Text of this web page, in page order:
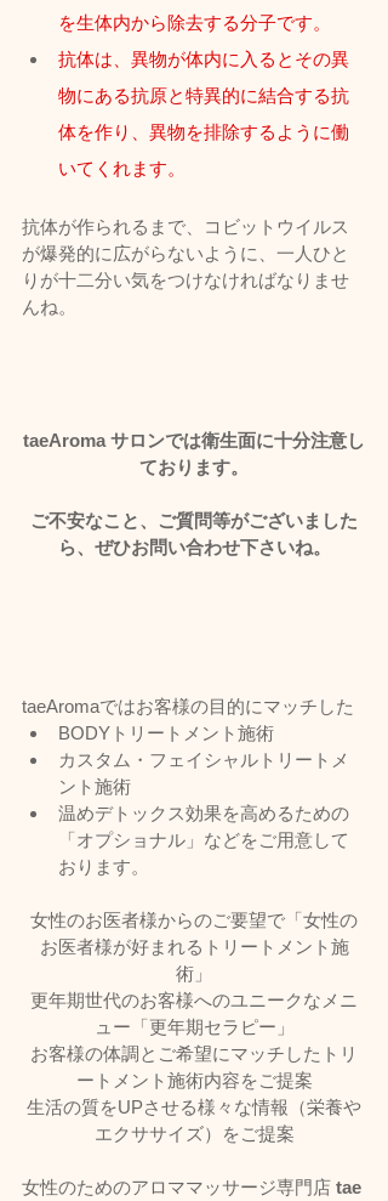
を生体内から除去する分子です。
抗体は、異物が体内に入るとその異
物にある抗原と特異的に結合する抗
体を作り、異物を排除するように働
いてくれます。
抗体が作られるまで、コビットウイルス
が爆発的に広がらないように、一人ひと
りが十二分い気をつけなければなりませ
んね。
taeAroma サロンでは衛生面に十分注意し
ております。
ご不安なこと、ご質問等がございました
ら、ぜひお問い合わせ下さいね。
taeAromaではお客様の目的にマッチした
BODYトリートメント施術
カスタム・フェイシャルトリートメ
ント施術
温めデトックス効果を高めるための
「オプショナル」などをご用意して
おります。
女性のお医者様からのご要望で「女性の
お医者様が好まれるトリートメント施
術」
更年期世代のお客様へのユニークなメニ
ュー「更年期セラピー」
お客様の体調とご希望にマッチしたトリ
ートメント施術内容をご提案
生活の質をUPさせる様々な情報（栄養や
エクササイズ）をご提案
女性のためのアロママッサージ専門店 tae